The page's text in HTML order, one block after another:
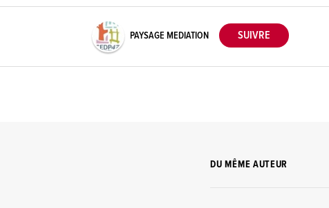
PAYSAGE MEDIATION
DU MÊME AUTEUR